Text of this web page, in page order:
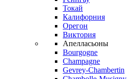
Токай
Калифорния
Орегон
Виктория
Апелласьоны
Bourgogne
Champagne
Gevrey-Chambertin